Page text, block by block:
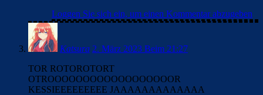
Loggen Sie sich ein, um einen Kommentar abzugeben
Katsura 2. März 2023 Beim 21:27
TOR ROTOROTORT
OTROOOOOOOOOOOOOOOOOOR
KESSIEEEEEEEEE JAAAAAAAAAAAAA